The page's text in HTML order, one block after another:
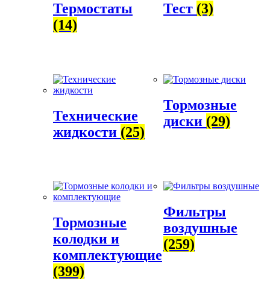
Термостаты
(14)
Тест (3)
Технические
жидкости (25)
Тормозные
диски (29)
Тормозные
колодки и
комплектующие
(399)
Фильтры
воздушные
(259)